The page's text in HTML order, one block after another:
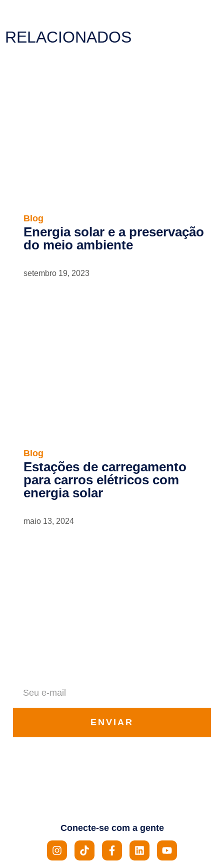
RELACIONADOS
Blog
Energia solar e a preservação
do meio ambiente
setembro 19, 2023
Blog
Estações de carregamento
para carros elétricos com
energia solar
maio 13, 2024
ENVIAR
Conecte-se com a gente